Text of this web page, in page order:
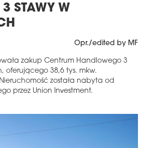
3 STAWY W
Opr./edited by MF
zakup Centrum Handlowego 3
oferującego 38,6 tys. mkw.
została nabyta od
przez Union Investment.